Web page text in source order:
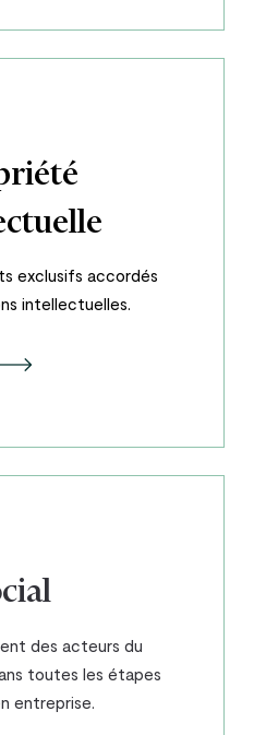
exclusifs accordés
intellectuelles.
des acteurs du
toutes les étapes
entreprise.